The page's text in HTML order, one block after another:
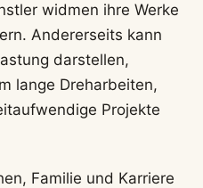
widmen ihre Werke
Andererseits kann
darstellen,
lange Dreharbeiten,
Projekte
Familie und Karriere